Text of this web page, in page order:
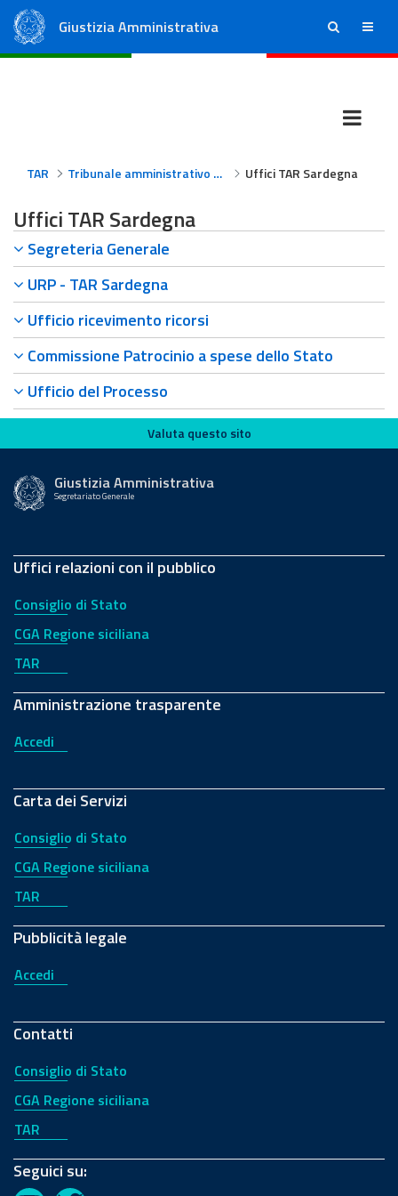
Giustizia Amministrativa ricerca menu
TAR Tribunale amministrativo regionale per la Sardegna Uffici TAR Sardegna
Uffici TAR Sardegna
Segreteria Generale
URP - TAR Sardegna
Ufficio ricevimento ricorsi
Commissione Patrocinio a spese dello Stato
Ufficio del Processo
Valuta questo sito
Valuta questo sito
Giustizia Amministrativa
Segretariato Generale
Uffici relazioni con il pubblico
Consiglio di Stato
CGA Regione siciliana
TAR
Amministrazione trasparente
Accedi
Carta dei Servizi
Consiglio di Stato
CGA Regione siciliana
TAR
Pubblicità legale
Accedi
Contatti
Consiglio di Stato
CGA Regione siciliana
TAR
Seguici su: